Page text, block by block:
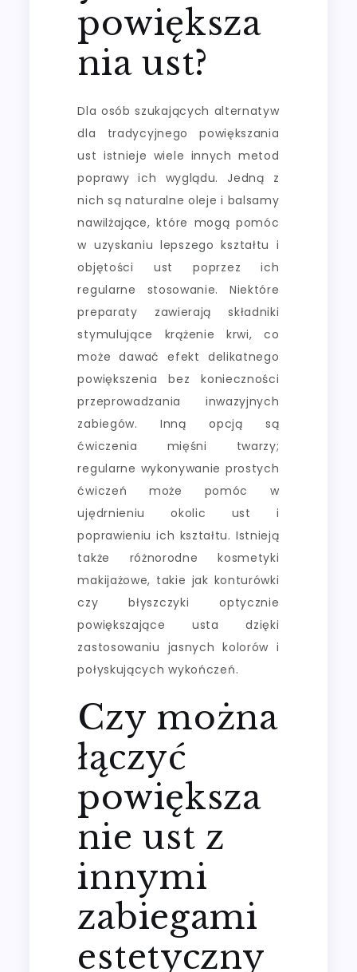
powiększa
nia ust?
Dla osób szukających alternatyw
dla tradycyjnego powiększania
ust istnieje wiele innych metod
poprawy ich wyglądu. Jedną z
nich są naturalne oleje i balsamy
nawilżające, które mogą pomóc
w uzyskaniu lepszego kształtu i
objętości ust poprzez ich
regularne stosowanie. Niektóre
preparaty zawierają składniki
stymulujące krążenie krwi, co
może dawać efekt delikatnego
powiększenia bez konieczności
przeprowadzania inwazyjnych
zabiegów. Inną opcją są
ćwiczenia mięśni twarzy;
regularne wykonywanie prostych
ćwiczeń może pomóc w
ujędrnieniu okolic ust i
poprawieniu ich kształtu. Istnieją
także różnorodne kosmetyki
makijażowe, takie jak konturówki
czy błyszczyki optycznie
powiększające usta dzięki
zastosowaniu jasnych kolorów i
połyskujących wykończeń.
Czy można
łączyć
powiększa
nie ust z
innymi
zabiegami
estetyczny